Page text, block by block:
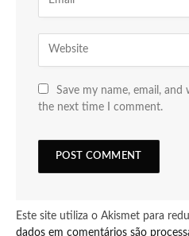
Save my name, email,
the next time I comment.
Este site utiliza o Akismet para
dados em comentários são